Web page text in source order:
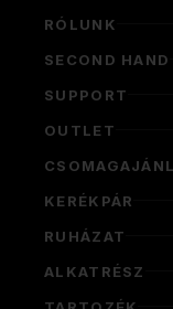
RÓLUNK
SECOND HAND
SUPPORT
OUTLET
KERÉKPÁR
RUHÁZAT
ALKATRÉSZ